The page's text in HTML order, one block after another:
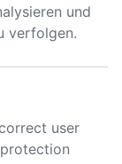
und
verfolgen.
user